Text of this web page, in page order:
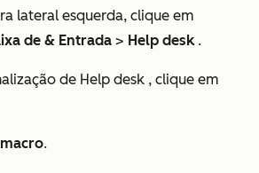
lateral esquerda, clique em
de & Entrada > Help desk.
de Help desk , clique em
.